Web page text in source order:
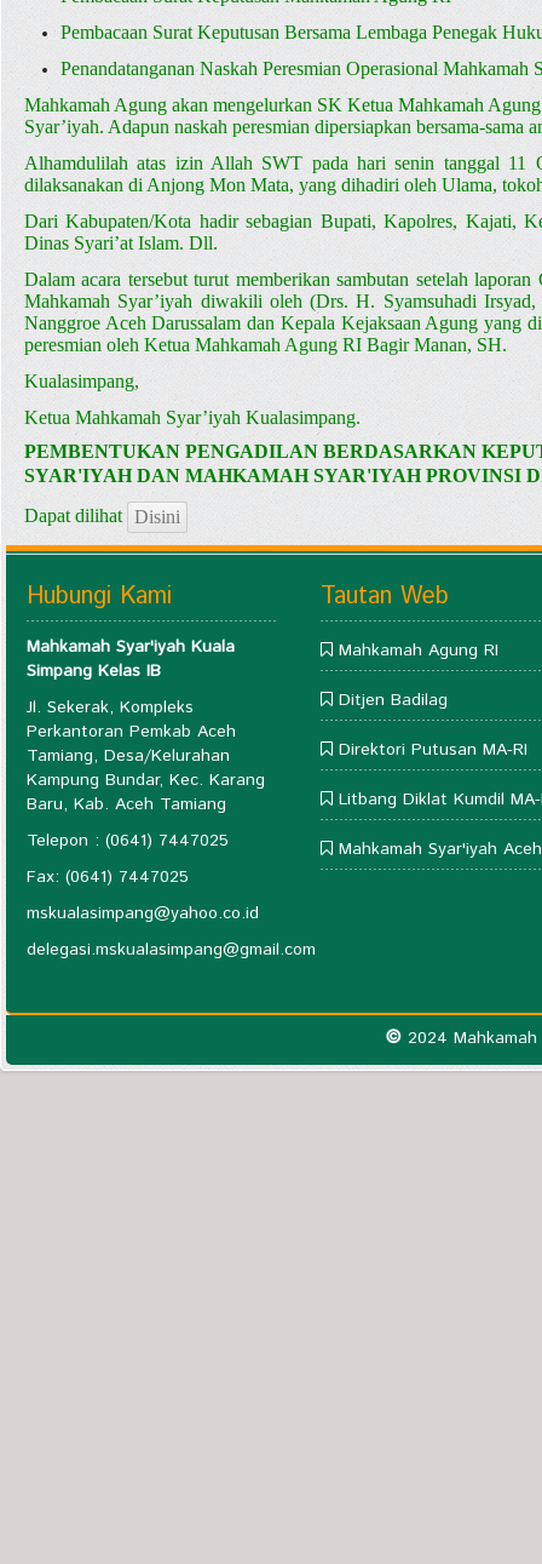
Pembacaan Surat Keputusan Bersama Lembaga Penegak
Penandatanganan Naskah Peresmian Operasional Mahkamah
Mahkamah Agung akan mengelurkan SK Ketua Mahkamah
Syar’iyah. Adapun naskah peresmian dipersiapkan bersama-sama
Alhamdulilah atas izin Allah SWT pada hari senin tanggal 11
dilaksanakan di Anjong Mon Mata, yang dihadiri oleh Ulama,
Dari Kabupaten/Kota hadir sebagian Bupati, Kapolres, Kajati,
Dinas Syari’at Islam. Dll.
Dalam acara tersebut turut memberikan sambutan setelah
Mahkamah Syar’iyah diwakili oleh (Drs. H. Syamsuhadi
Nanggroe Aceh Darussalam dan Kepala Kejaksaan Agung yang
peresmian oleh Ketua Mahkamah Agung RI Bagir Manan, SH.
Kualasimpang,
Ketua Mahkamah Syar’iyah Kualasimpang.
PEMBENTUKAN PENGADILAN BERDASARKAN
SYAR'IYAH DAN MAHKAMAH SYAR'IYAH PROVINSI
Dapat dilihat Disini
Hubungi Kami
Mahkamah Syar'iyah Kuala
Simpang Kelas IB
Jl. Sekerak, Kompleks
Perkantoran Pemkab Aceh
Tamiang, Desa/Kelurahan
Kampung Bundar, Kec. Karang
Baru, Kab. Aceh Tamiang
Telepon : (0641) 7447025
Fax: (0641) 7447025
mskualasimpang@yahoo.co.id
delegasi.mskualasimpang@gmail.com
Tautan Web
Mahkamah Agung RI
Ditjen Badilag
Direktori Putusan MA-RI
Litbang Diklat Kumdil MA-
Mahkamah Syar'iyah Aceh
© 2024